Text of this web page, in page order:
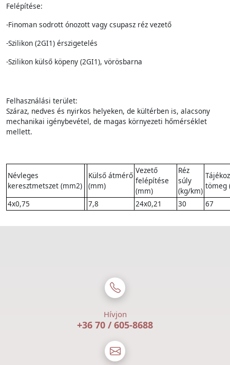
Felépítése:
-Finoman sodrott ónozott vagy csupasz réz vezető
-Szilikon (2GI1) érszigetelés
-Szilikon külső köpeny (2GI1), vörösbarna
Felhasználási terület:
Száraz, nedves és nyirkos helyeken, de kültérben is, alacsony
mechanikai igénybevétel, de magas környezeti hőmérséklet
mellett.
Névleges
keresztmetszet (mm2)
Külső átmérő
(mm)
Vezető
felépítése
(mm)
Réz
súly
(kg/km)
tömeg
4x0,75
7,8 24x0,21 30 67
Hívjon
+36 70 / 605-8688